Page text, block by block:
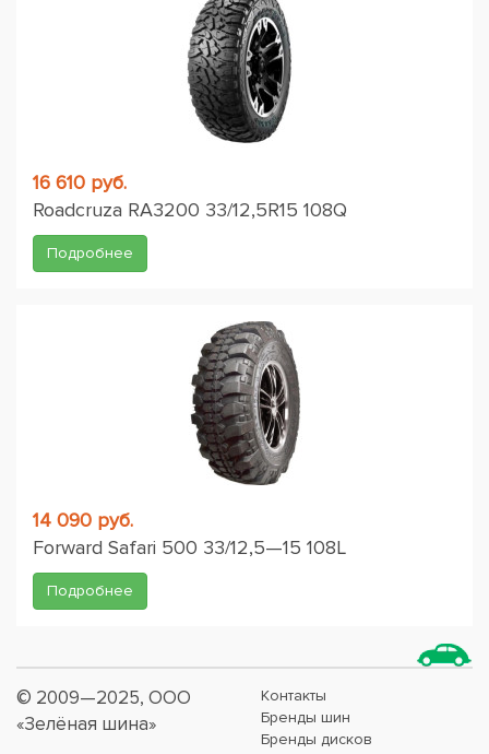
16 610 руб.
Roadcruza RA3200 33/12,5R15 108Q
Подробнее
14 090 руб.
Forward Safari 500 33/12,5—15 108L
Подробнее
© 2009—2025, ООО
«Зелёная шина»
Контакты
Бренды шин
Бренды дисков